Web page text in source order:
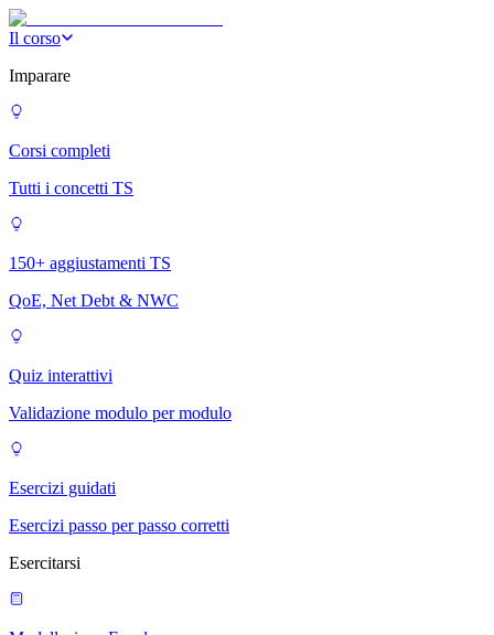
Il corso
Imparare
Corsi completi
Tutti i concetti TS
150+ aggiustamenti TS
QoE, Net Debt & NWC
Quiz interattivi
Validazione modulo per modulo
Esercizi guidati
Esercizi passo per passo corretti
Esercitarsi